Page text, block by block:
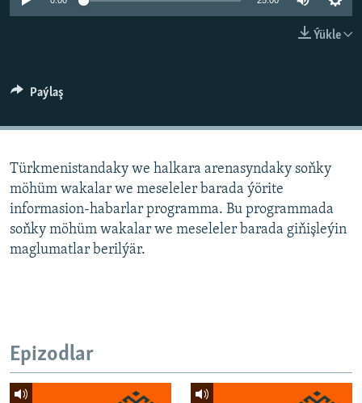
Ýükle
Paýlaş
Türkmenistandaky we halkara arenasyndaky soňky
möhüm wakalar we meseleler barada ýörite
informasion-habarlar programma. Bu programmada
soňky möhüm wakalar we meseleler barada giňişleýin
maglumatlar berilýär.
Epizodlar